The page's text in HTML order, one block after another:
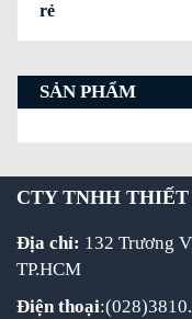
rẻ
SẢN PHẨM
CTY TNHH
Địa chỉ: 132 Trương
TP.HCM
Điện thoại